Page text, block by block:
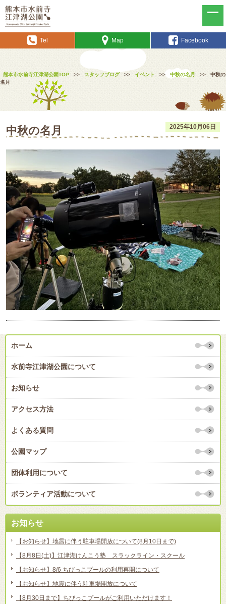
Tel Map Facebook
熊本市水前寺江津湖公園TOP >> スタッフブログ >> イベント >> 中秋の名月 >>
中秋の
名月
2025年10月06日
中秋の名月
ホーム
水前寺江津湖公園について
お知らせ
アクセス方法
よくある質問
公園マップ
団体利用について
ボランティア活動について
お知らせ
【お知らせ】地震に伴う駐車場開放について(8月10日まで)
【8月8日(土)】江津湖けんこう塾 スラックライン・スクール
【お知らせ】8/6 ちびっこプールの利用再開について
【お知らせ】地震に伴う駐車場開放について
【8月30日まで】ちびっこプールがご利用いただけます！